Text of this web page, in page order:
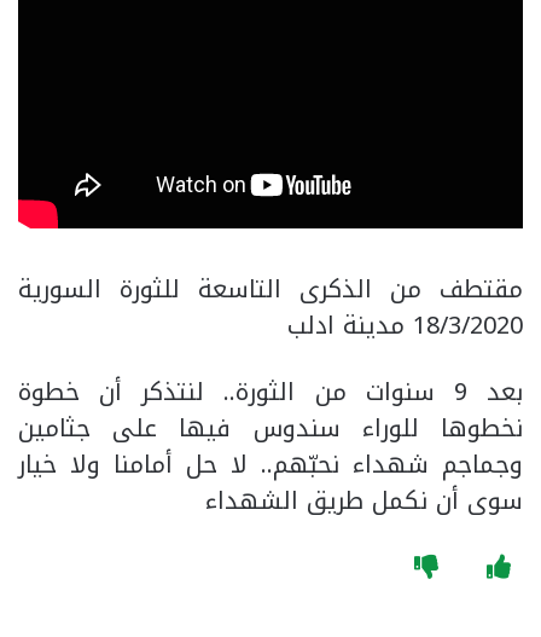
مقتطف من الذكرى التاسعة للثورة السورية
18/3/2020 مدينة ادلب
بعد 9 سنوات من الثورة.. لنتذكر أن خطوة
نخطوها للوراء سندوس فيها على جثامين
وجماجم شهداء نحبّهم.. لا حل أمامنا ولا خيار
سوى أن نكمل طريق الشهداء